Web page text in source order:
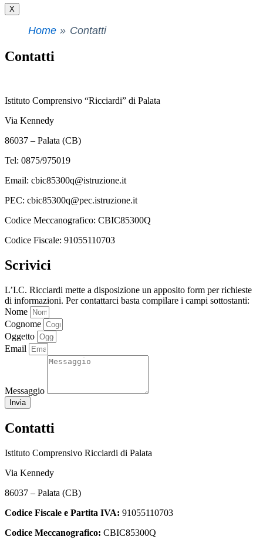
X
Home Contatti
Contatti
Istituto Comprensivo “Ricciardi” di Palata
Via Kennedy
86037 – Palata (CB)
Tel: 0875/975019
Email: cbic85300q@istruzione.it
PEC: cbic85300q@pec.istruzione.it
Codice Meccanografico: CBIC85300Q
Codice Fiscale: 91055110703
Scrivici
L’I.C. Ricciardi mette a disposizione un apposito form per richieste
di informazioni. Per contattarci basta compilare i campi sottostanti:
Nome
Cognome
Oggetto
Email
Messaggio
Invia
Contatti
Istituto Comprensivo Ricciardi di Palata
Via Kennedy
86037 – Palata (CB)
Codice Fiscale e Partita IVA: 91055110703
Codice Meccanografico: CBIC85300Q